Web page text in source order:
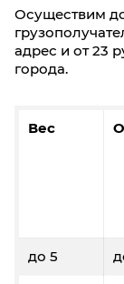
Осуществим
адрес и от 23
города.
Вес
до 5